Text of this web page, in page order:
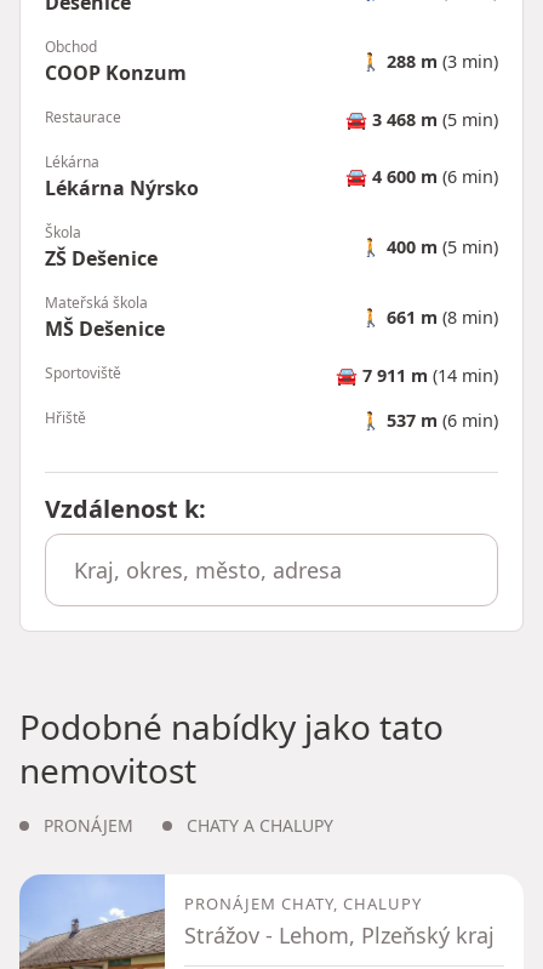
Obchod
COOP Konzum 🚶 288 m (3 min)
Restaurace 🚘 3 468 m (5 min)
Lékárna
Lékárna Nýrsko 🚘 4 600 m (6 min)
Škola
ZŠ Dešenice 🚶 400 m (5 min)
Mateřská škola
MŠ Dešenice 🚶 661 m (8 min)
Sportoviště 🚘 7 911 m (14 min)
Hřiště 🚶 537 m (6 min)
Vzdálenost k:
Podobné nabídky jako tato
nemovitost
PRONÁJEM CHATY A CHALUPY
PRONÁJEM CHATY, CHALUPY
Strážov - Lehom, Plzeňský kraj